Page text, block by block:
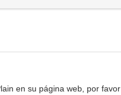
en su página web, por favor